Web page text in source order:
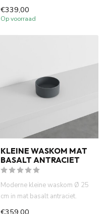
Compact en rond, perfect...
€339,00
Op voorraad
KLEINE WASKOM MAT
BASALT ANTRACIET
Moderne kleine waskom Ø 25
cm in mat basalt antraciet.
Ideaal voor fontein toile...